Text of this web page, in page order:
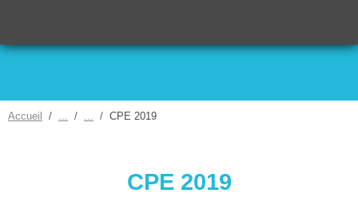
Accueil CPE 2019
CPE 2019